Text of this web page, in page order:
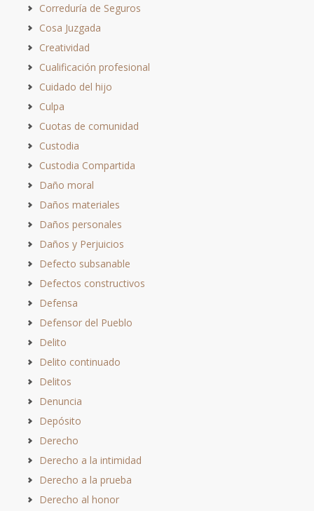
Correduría de Seguros
Cosa Juzgada
Creatividad
Cualificación profesional
Cuidado del hijo
Culpa
Cuotas de comunidad
Custodia
Custodia Compartida
Daño moral
Daños materiales
Daños personales
Daños y Perjuicios
Defecto subsanable
Defectos constructivos
Defensa
Defensor del Pueblo
Delito
Delito continuado
Delitos
Denuncia
Depósito
Derecho
Derecho a la intimidad
Derecho a la prueba
Derecho al honor